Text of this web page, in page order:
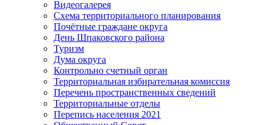
Видеогалерея
Схема территориального планирования
Почётные граждане округа
День Шпаковского района
Туризм
Дума округа
Контрольно счетный орган
Территориальная избирательная комиссия
Перечень пространственных сведений
Территориальные отделы
Перепись населения 2021